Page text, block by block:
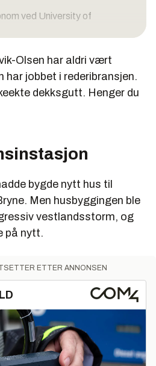
ved University of
Olsen har aldri vært
har jobbet i rederibransjen.
dekksgutt. Henger du
bygde nytt hus til
Men husbyggingen ble
vestlandsstorm, og
på nytt.
ETTER ANNONSEN